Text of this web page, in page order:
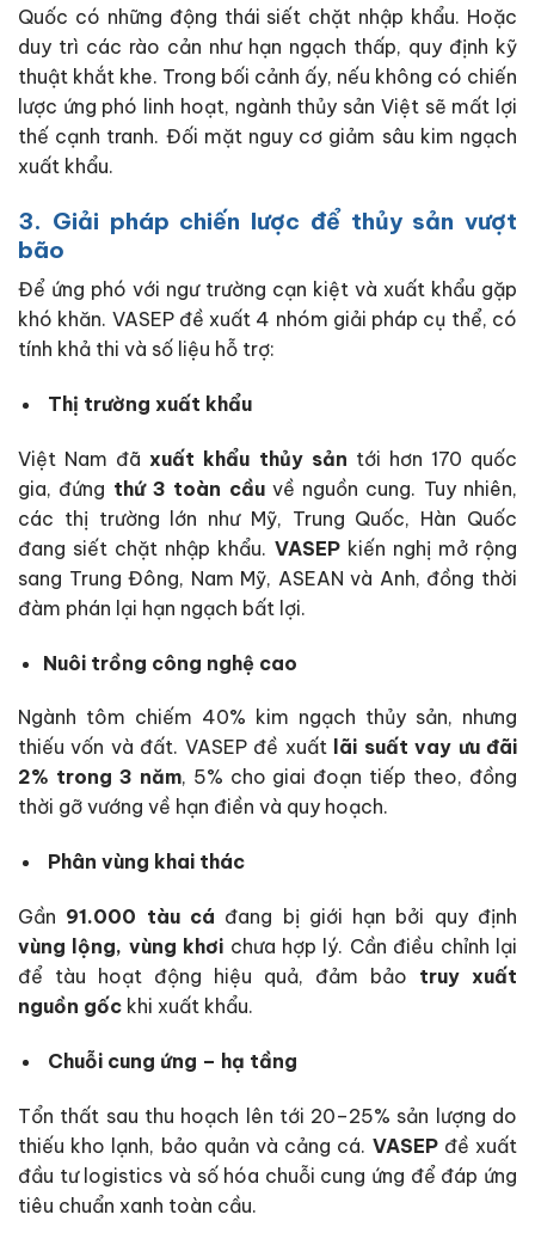
Quốc có những động thái siết chặt nhập khẩu. Hoặc
duy trì các rào cản như hạn ngạch thấp, quy định kỹ
thuật khắt khe. Trong bối cảnh ấy, nếu không có chiến
lược ứng phó linh hoạt, ngành thủy sản Việtsẽ mất lợi
thế cạnh tranh. Đối mặt nguy cơ giảm sâu kim ngạch
xuất khẩu.
3. Giải pháp chiến lược để thủy sản vượt
bão
Để ứng phó với ngư trường cạn kiệt và xuất khẩu gặp
khó khăn. VASEP đề xuất 4 nhóm giải pháp cụ thể, có
tính khả thi và số liệu hỗ trợ:
Thị trường xuất khẩu
Việt Nam đãxuất khẩu thủy sản tới hơn 170 quốc
gia, đứng thứ 3 toàn cầuvề nguồn cung. Tuy nhiên,
các thị trường lớn như Mỹ, Trung Quốc, Hàn Quốc
đang siết chặt nhập khẩu. VASEPkiến nghị mở rộng
sang Trung Đông, Nam Mỹ, ASEAN và Anh, đồng thời
đàm phán lại hạn ngạch bất lợi.
Nuôi trồng công nghệ cao
Ngành tôm chiếm 40% kim ngạch thủy sản, nhưng
thiếu vốn và đất. VASEP đề xuất lãi suất vay ưu đãi
2% trong 3 năm, 5% cho giai đoạn tiếp theo, đồng
thời gỡ vướng về hạn điền và quy hoạch.
Phân vùng khai thác
Gần 91.000 tàu cá đang bị giới hạn bởi quy định
vùng lộng, vùng khơi chưa hợp lý. Cần điều chỉnh lại
để tàu hoạt động hiệu quả, đảm bảo truy xuất
nguồn gốc khi xuất khẩu.
Chuỗi cung ứng – hạ tầng
Tổn thất sau thu hoạch lên tới 20–25% sản lượng do
thiếu kho lạnh, bảo quản và cảng cá. VASEPđề xuất
đầu tư logistics và số hóa chuỗi cung ứng để đáp ứng
tiêu chuẩn xanh toàn cầu.